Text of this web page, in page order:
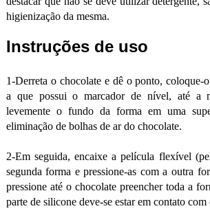
higienização da mesma.
Instruções de uso
1-Derreta o chocolate e dê o ponto, coloque-
a que possui o marcador de nível, até a
levemente o fundo da forma em uma
eliminação de bolhas de ar do chocolate.
2-Em seguida, encaixe a película flexível
segunda forma e pressione-as com a outra
pressione até o chocolate preencher toda a
parte de silicone deve-se estar em contato com